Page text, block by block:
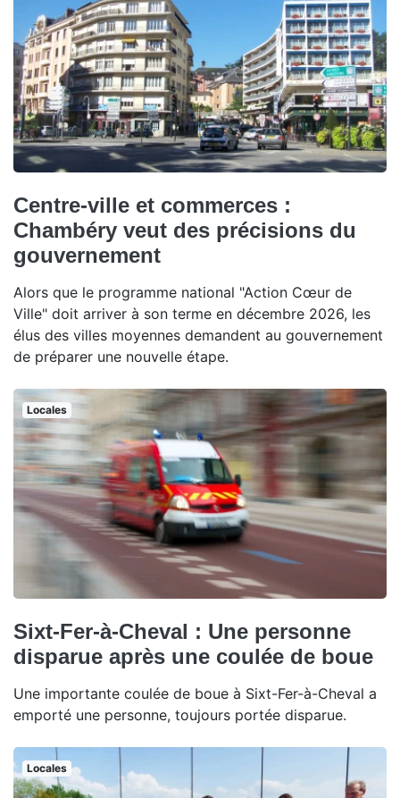
Centre-ville et commerces :
Chambéry veut des précisions du
gouvernement
Alors que le programme national "Action Cœur de
Ville" doit arriver à son terme en décembre 2026, les
élus des villes moyennes demandent au gouvernement
de préparer une nouvelle étape.
Locales
Sixt-Fer-à-Cheval : Une personne
disparue après une coulée de boue
Une importante coulée de boue à Sixt-Fer-à-Cheval a
emporté une personne, toujours portée disparue.
Locales